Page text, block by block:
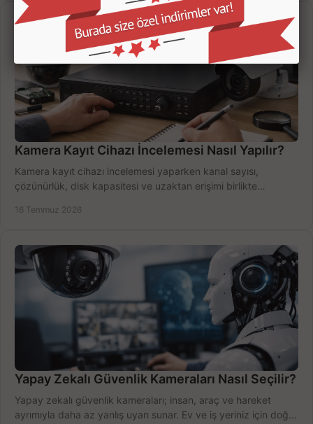
Kamera Kayıt Cihazı İncelemesi Nasıl Yapılır?
Kamera kayıt cihazı incelemesi yaparken kanal sayısı,
çözünürlük, disk kapasitesi ve uzaktan erişimi birlikte
16 Temmuz 2026
Yapay Zekalı Güvenlik Kameraları Nasıl Seçilir?
Yapay zekalı güvenlik kameraları; insan, araç ve hareket
ayrımıyla daha az yanlış uyarı sunar. Ev ve iş yeriniz için doğru